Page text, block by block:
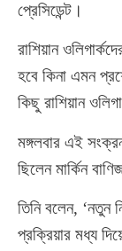
প্রেসিডেন্ট।
রাশিয়ান
হবে কিনা এমন
কিছু রাশিয়ান
মঙ্গলবার এই
ছিলেন মার্কিন
তিনি বলেন, ‘নতুন
প্রক্রিয়ার মধ্য